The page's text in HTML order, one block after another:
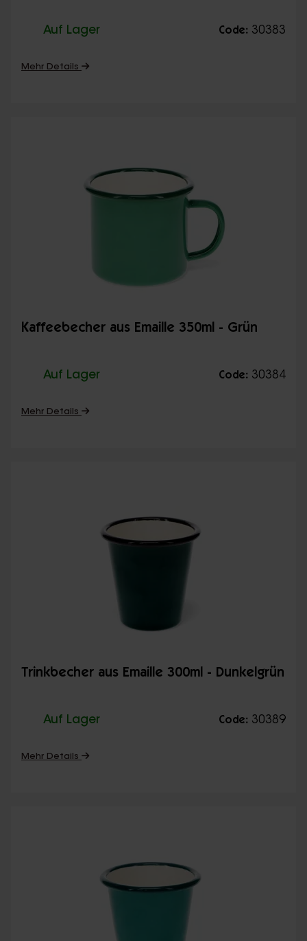
Auf Lager Code: 30383
Mehr Details
Kaffeebecher aus Emaille 350ml - Grün
Auf Lager Code: 30384
Mehr Details
Trinkbecher aus Emaille 300ml - Dunkelgrün
Auf Lager Code: 30389
Mehr Details